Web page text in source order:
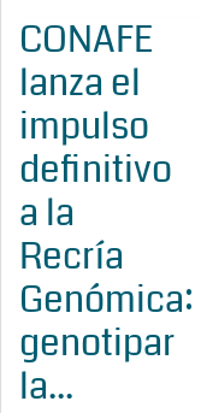
CONAFE
lanza el
impulso
definitivo
a la
Recría
Genómica:
genotipar
la...